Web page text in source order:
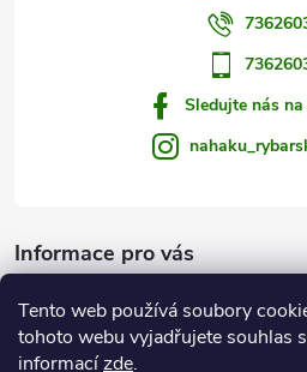
Tento web používá soubory
tohoto webu vyjadřujete souhlas
informacízde.
Informace pro vás
Zprávy od vody
Sledujte nás